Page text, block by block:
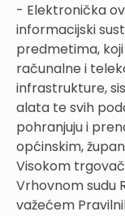
- Elektronička
informacijski
predmetima,
računalne i
infrastrukture,
alata te svih
pohranjuju i
općinskim,
Visokom
Vrhovnom sudu
važećem